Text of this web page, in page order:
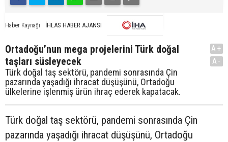
Haber Kaynağı İHLAS HABER AJANSI
Ortadoğu’nun mega projelerini Türk doğal
taşları süsleyecek
Türk doğal taş sektörü, pandemi sonrasında Çin
pazarında yaşadığı ihracat düşüşünü, Ortadoğu
ülkelerine işlenmiş ürün ihraç ederek kapatacak.
A+
A-
Türk doğal taş sektörü, pandemi sonrasında Çin
pazarında yaşadığı ihracat düşüşünü, Ortadoğu